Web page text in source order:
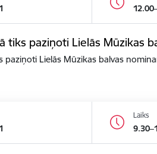
tiks paziņoti Lielās Mūzikas
paziņoti Lielās Mūzikas balvas
Laiks